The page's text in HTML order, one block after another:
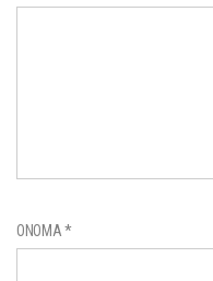
ΌΝΟΜΑ*